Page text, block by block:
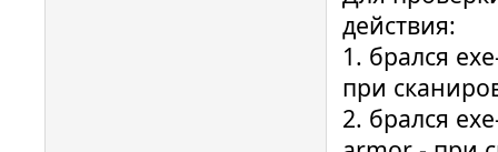
действия:
1. брался
при
2. брался